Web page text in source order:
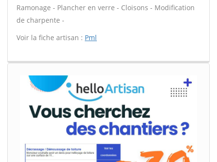
Ramonage - Plancher en verre - Cloisons - Modification
de charpente -
Voir la fiche artisan : Pml